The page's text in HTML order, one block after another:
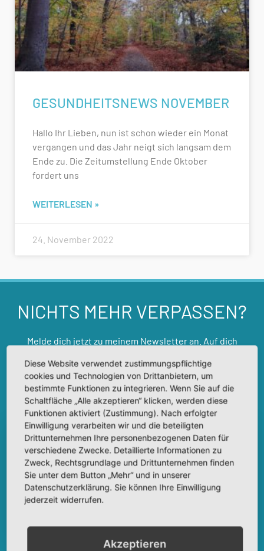
GESUNDHEITSNEWS NOVEMBER
Hallo Ihr Lieben, nun ist schon wieder ein Monat
vergangen und das Jahr neigt sich langsam dem
Ende zu. Die Zeitumstellung Ende Oktober
fordert uns
WEITERLESEN »
24. November 2022
NICHTS MEHR VERPASSEN?
Melde dich jetzt zu meinem Newsletter an. Auf dich
aktiveres und entspannteres Leben. Trage dazu einfach
deine E-Mail-Adresse in das Feld ein. Du kannst dich
jederzeit wieder abmelden.
Diese Website verwendet zustimmungspflichtige
cookies und Technologien von Drittanbietern, um
bestimmte Funktionen zu integrieren. Wenn Sie auf die
Schaltfläche „Alle akzeptieren“ klicken, werden diese
Funktionen aktiviert (Zustimmung). Nach erfolgter
Einwilligung verarbeiten wir und die beteiligten
Drittunternehmen Ihre personenbezogenen Daten für
verschiedene Zwecke. Detaillierte Informationen zu
Zweck, Rechtsgrundlage und Drittunternehmen finden
Sie unter dem Button „Mehr“ und in unserer
Datenschutzerklärung. Sie können Ihre Einwilligung
jederzeit widerrufen.
Akzeptieren